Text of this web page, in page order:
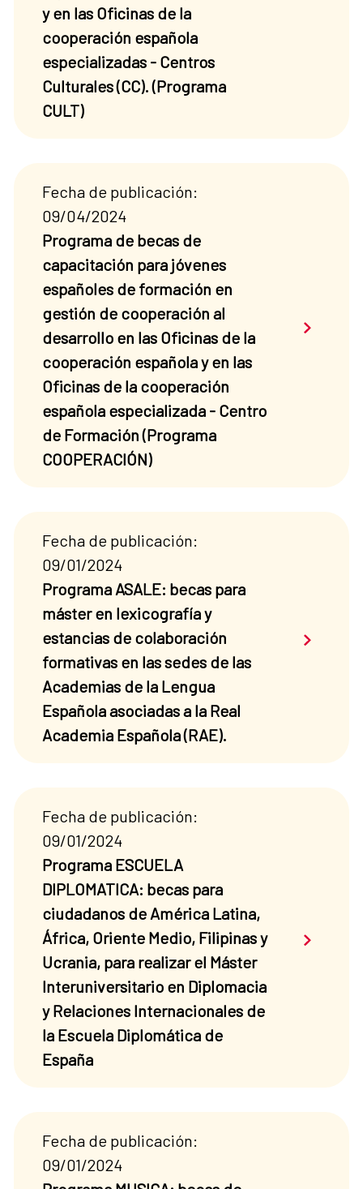
y en las Oficinas de la
cooperación española
especializadas - Centros
Culturales (CC). (Programa
CULT)
Fecha de publicación:
09/04/2024
Programa de becas de
capacitación para jóvenes
españoles de formación en
gestión de cooperación al
desarrollo en las Oficinas de la
cooperación española y en las
Oficinas de la cooperación
española especializada - Centro
de Formación (Programa
COOPERACIÓN)
Saber
Fecha de publicación:
09/01/2024
Programa ASALE: becas para
máster en lexicografía y
estancias de colaboración
formativas en las sedes de las
Academias de la Lengua
Española asociadas a la Real
Academia Española (RAE).
Saber
Fecha de publicación:
09/01/2024
Programa ESCUELA
DIPLOMATICA: becas para
ciudadanos de América Latina,
África, Oriente Medio, Filipinas y
Ucrania, para realizar el Máster
Interuniversitario en Diplomacia
y Relaciones Internacionales de
la Escuela Diplomática de
España
Saber
Fecha de publicación:
09/01/2024